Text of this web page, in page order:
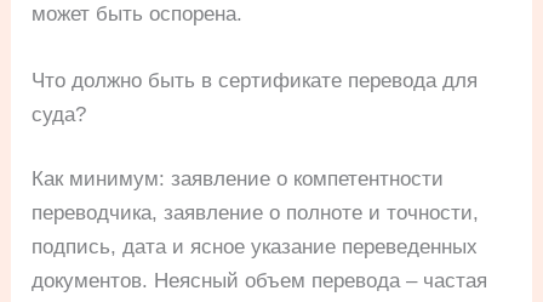
может быть оспорена.
Что должно быть в сертификате перевода для
суда?
Как минимум: заявление о компетентности
переводчика, заявление о полноте и точности,
подпись, дата и ясное указание переведенных
документов. Неясный объем перевода – частая